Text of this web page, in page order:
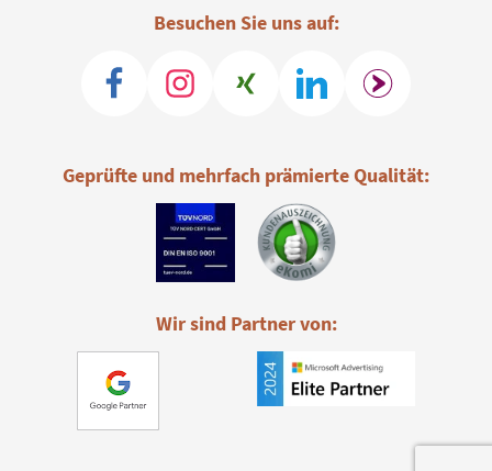
Besuchen Sie uns auf:
Geprüfte und mehrfach prämierte Qualität:
Wir sind Partner von: